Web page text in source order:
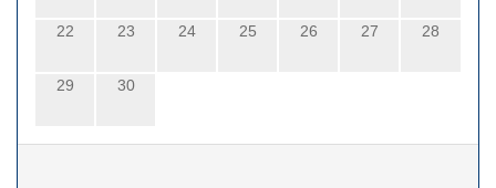
22 23 24 25 26 27 28
29 30